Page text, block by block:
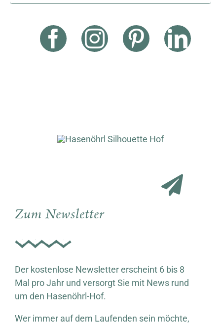
Zum Newsletter
Der kostenlose Newsletter erscheint 6 bis 8
Mal pro Jahr und versorgt Sie mit News rund
um den Hasenöhrl-Hof.
Wer immer auf dem Laufenden sein möchte,